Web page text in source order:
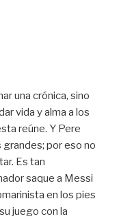
una crónica, sino
vida y alma a los
reúne. Y Pere
por eso no
Es tan
saque a Messi
en los pies
juego con la